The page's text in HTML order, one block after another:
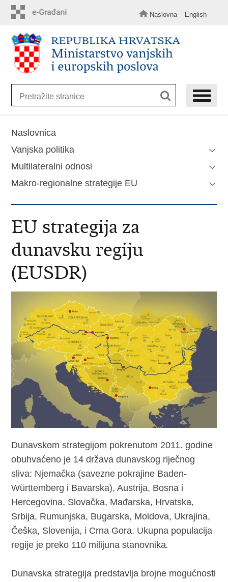
glavni
sadržaj
Naslovna English
Naslovnica
Vanjska politika
Multilateralni odnosi
Makro-regionalne strategije EU
EU strategija za
dunavsku regiju
(EUSDR)
Dunavskom strategijom pokrenutom 2011. godine
obuhvaćeno je 14 država dunavskog riječnog
sliva: Njemačka (savezne pokrajine Baden-
Württemberg i Bavarska), Austrija, Bosna i
Hercegovina, Slovačka, Mađarska, Hrvatska,
Srbija, Rumunjska, Bugarska, Moldova, Ukrajina,
Češka, Slovenija, i Crna Gora. Ukupna populacija
regije je preko 110 milijuna stanovnika.
Dunavska strategija predstavlja brojne mogućnosti